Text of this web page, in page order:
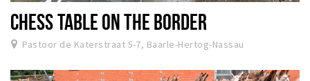
CHESS TABLE ON THE BORDER
Pastoor de Katerstraat 5-7, Baarle-Hertog-Nassau